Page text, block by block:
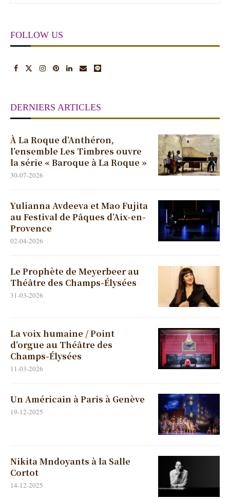
DERNIERS ARTICLES
l’ensemble Les Timbres ouvre
la série « Baroque à La Roque »
30-07-2026
Yulianna Avdeeva et Mao Fujita
au Festival de Pâques d’Aix-en-
Le Prophète de Meyerbeer au
Théâtre des Champs-Élysées
La voix humaine / Point
Un Américain à Paris à Genève
19-12-2025
Il cappello di paglia di Firenze